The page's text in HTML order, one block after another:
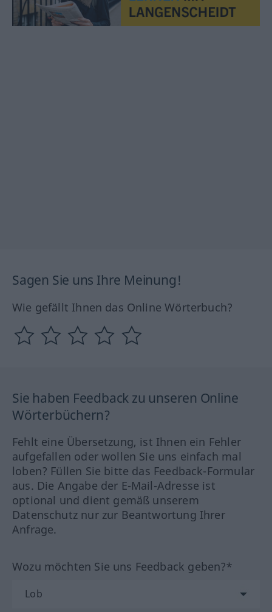
Sagen Sie uns Ihre Meinung!
Wie gefällt Ihnen das Online Wörterbuch?
Sie haben Feedback zu unseren Online
Wörterbüchern?
Fehlt eine Übersetzung, ist Ihnen ein Fehler
aufgefallen oder wollen Sie uns einfach mal
loben? Füllen Sie bitte das Feedback-Formular
aus. Die Angabe der E-Mail-Adresse ist
optional und dient gemäß unserem
Datenschutz nur zur Beantwortung Ihrer
Anfrage.
Wozu möchten Sie uns Feedback geben?*